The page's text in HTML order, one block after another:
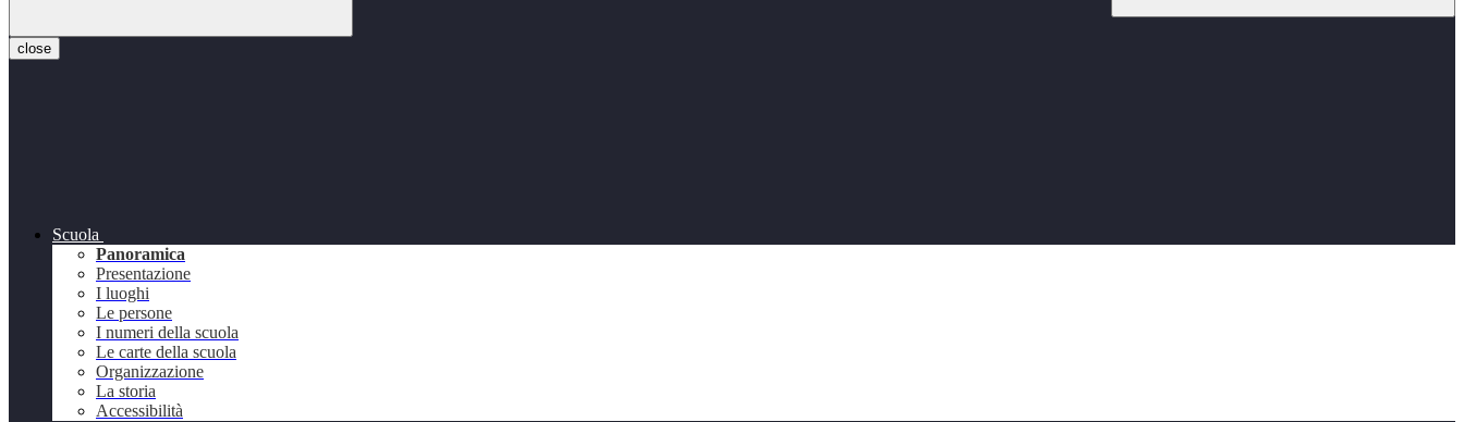
close
Scuola
Panoramica
Presentazione
I luoghi
Le persone
I numeri della scuola
Le carte della scuola
Organizzazione
La storia
Accessibilità